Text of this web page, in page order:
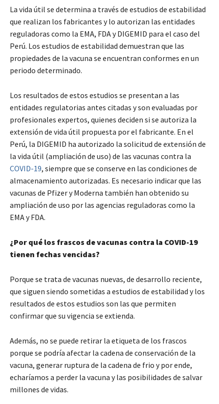
La vida útil se determina a través de estudios de estabilidad
que realizan los fabricantes y lo autorizan las entidades
reguladoras como la EMA, FDA y DIGEMID para el caso del
Perú. Los estudios de estabilidad demuestran que las
propiedades de la vacuna se encuentran conformes en un
periodo determinado.
Los resultados de estos estudios se presentan a las
entidades regulatorias antes citadas y son evaluadas por
profesionales expertos, quienes deciden si se autoriza la
extensión de vida útil propuesta por el fabricante. En el
Perú, la DIGEMID ha autorizado la solicitud de extensión de
la vida útil (ampliación de uso) de las vacunas contra la
COVID-19, siempre que se conserve en las condiciones de
almacenamiento autorizadas. Es necesario indicar que las
vacunas de Pfizer y Moderna también han obtenido su
ampliación de uso por las agencias reguladoras como la
EMA y FDA.
¿Por qué los frascos de vacunas contra la COVID-19
tienen fechas vencidas?
Porque se trata de vacunas nuevas, de desarrollo reciente,
que siguen siendo sometidas a estudios de estabilidad y los
resultados de estos estudios son las que permiten
confirmar que su vigencia se extienda.
Además, no se puede retirar la etiqueta de los frascos
porque se podría afectar la cadena de conservación de la
vacuna, generar ruptura de la cadena de frio y por ende,
echaríamos a perder la vacuna y las posibilidades de salvar
millones de vidas.